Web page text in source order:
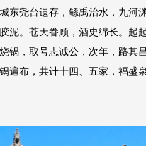
东尧台遗存，鲧禹治水，九河
泥。苍天眷顾，酒史绵长。起
锅，取号志诚公，次年，路其
遍布，共计十四、五家，福盛